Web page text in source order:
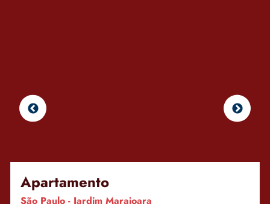
Apartamento
São Paulo - Jardim Marajoara